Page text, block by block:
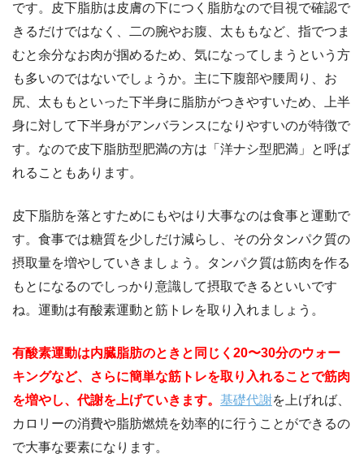
です。皮下脂肪は皮膚の下につく脂肪なので目視で確認で
きるだけではなく、二の腕やお腹、太ももなど、指でつま
むと余分なお肉が掴めるため、気になってしまうという方
も多いのではないでしょうか。主に下腹部や腰周り、お
尻、太ももといった下半身に脂肪がつきやすいため、上半
身に対して下半身がアンバランスになりやすいのが特徴で
す。なので皮下脂肪型肥満の方は「洋ナシ型肥満」と呼ば
れることもあります。
皮下脂肪を落とすためにもやはり大事なのは食事と運動で
す。食事では糖質を少しだけ減らし、その分タンパク質の
摂取量を増やしていきましょう。タンパク質は筋肉を作る
もとになるのでしっかり意識して摂取できるといいです
ね。運動は有酸素運動と筋トレを取り入れましょう。
有酸素運動は内臓脂肪のときと同じく20〜30分のウォー
キングなど、さらに簡単な筋トレを取り入れることで筋肉
を増やし、代謝を上げていきます。 基礎代謝を上げれば、
カロリーの消費や脂肪燃焼を効率的に行うことができるの
で大事な要素になります。